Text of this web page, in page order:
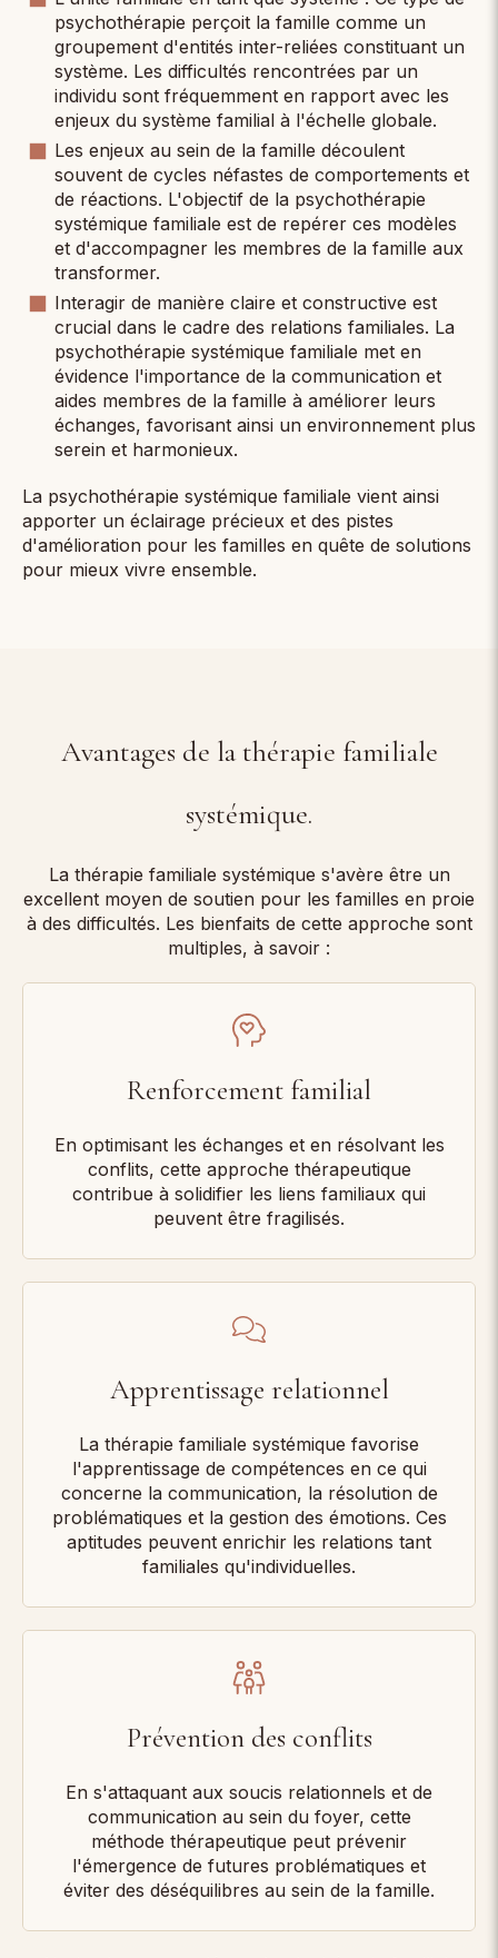
psychothérapie perçoit la famille comme un
groupement d'entités inter-reliées constituant un
système. Les difficultés rencontrées par un
individu sont fréquemment en rapport avec les
enjeux du système familial à l'échelle globale.
Les enjeux au sein de la famille découlent
souvent de cycles néfastes de comportements et
de réactions. L'objectif de la psychothérapie
systémique familiale est de repérer ces modèles
et d'accompagner les membres de la famille aux
transformer.
Interagir de manière claire et constructive est
crucial dans le cadre des relations familiales. La
psychothérapie systémique familiale met en
évidence l'importance de la communication et
aides membres de la famille à améliorer leurs
échanges, favorisant ainsi un environnement plus
serein et harmonieux.
La psychothérapie systémique familiale vient ainsi
apporter un éclairage précieux et des pistes
d'amélioration pour les familles en quête de solutions
pour mieux vivre ensemble.
Avantages de la thérapie familiale
systémique.
La thérapie familiale systémique s'avère être un
excellent moyen de soutien pour les familles en proie
à des difficultés. Les bienfaits de cette approche sont
multiples, à savoir :
Renforcement familial
En optimisant les échanges et en résolvant les
conflits, cette approche thérapeutique
contribue à solidifier les liens familiaux qui
peuvent être fragilisés.
Apprentissage relationnel
La thérapie familiale systémique favorise
l'apprentissage de compétences en ce qui
concerne la communication, la résolution de
problématiques et la gestion des émotions. Ces
aptitudes peuvent enrichir les relations tant
familiales qu'individuelles.
Prévention des conflits
En s'attaquant aux soucis relationnels et de
communication au sein du foyer, cette
méthode thérapeutique peut prévenir
l'émergence de futures problématiques et
éviter des déséquilibres au sein de la famille.